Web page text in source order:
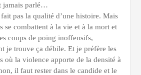
jamais parlé…
pas la qualité d’une histoire. Mais
se combattent à la vie et à la mort et
coups de poing inoffensifs,
je trouve ça débile. Et je préfère les
où la violence apporte de la densité à
il faut rester dans le candide et le